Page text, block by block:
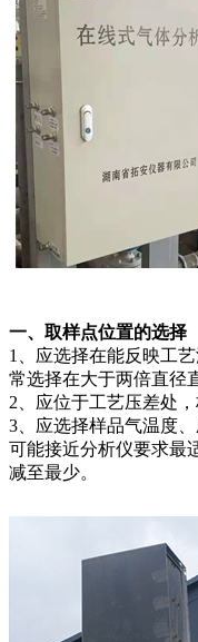
一、取样点位置的选择
1、应选择在能反映工
常选择在大于两倍直径
2、应位于工艺压差处
3、应选择样品气温度
可能接近分析仪要求最
减至最少。